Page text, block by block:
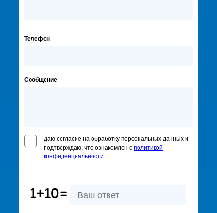
Телефон
Сообщение
Даю согласие на обработку персональных данных и
подтверждаю, что ознакомлен с политикой
конфиденциальности
1+10=